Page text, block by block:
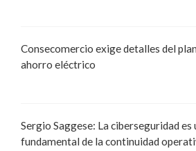
Consecomercio exige detalles del
ahorro eléctrico
Sergio Saggese: La ciberseguridad es
fundamental de la continuidad